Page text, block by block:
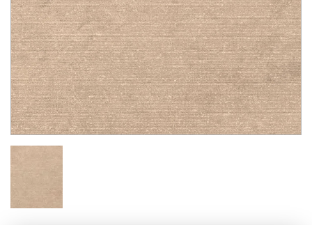
благодаря своей прочности и стойкости к износу.
Его непревзойденное качество и
привлекательный внешний вид сделают ваш
интерьер уникальным и стильным. Не упустите
возможность приобрести керамогранит Atlas
Concorde Lims Desert 37,5x75 Line и создать
идеальный дизайн вашего помещения!